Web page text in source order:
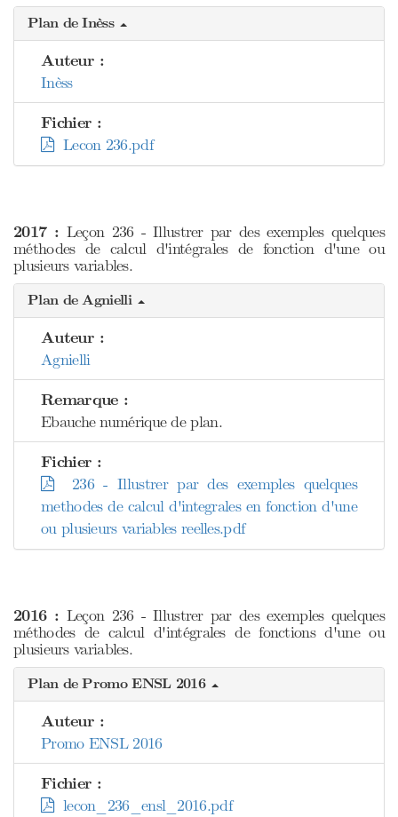
Plan de Inèss
Auteur :
Inèss
Fichier :
Lecon 236.pdf
2017 : Leçon 236 - Illustrer par des exemples quelques
méthodes de calcul d'intégrales de fonction d'une ou
plusieurs variables.
Plan de Agnielli
Auteur :
Agnielli
Remarque :
Ebauche numérique de plan.
Fichier :
236 - Illustrer par des exemples quelques
methodes de calcul d'integrales en fonction d'une
ou plusieurs variables reelles.pdf
2016 : Leçon 236 - Illustrer par des exemples quelques
méthodes de calcul d'intégrales de fonctions d'une ou
plusieurs variables.
Plan de Promo ENSL 2016
Auteur :
Promo ENSL 2016
Fichier :
lecon_236_ensl_2016.pdf